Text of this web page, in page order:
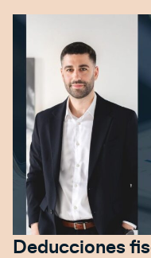
Deducciones